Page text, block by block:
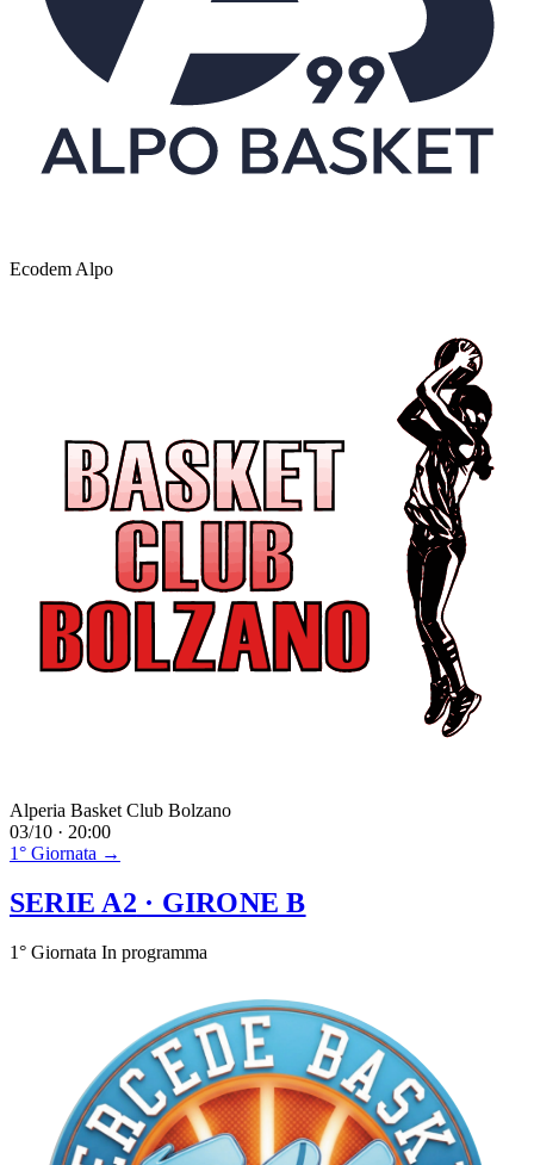
Ecodem Alpo
Alperia Basket Club Bolzano
03/10 · 20:00
1° Giornata →
SERIE A2 · GIRONE B
1° Giornata In programma